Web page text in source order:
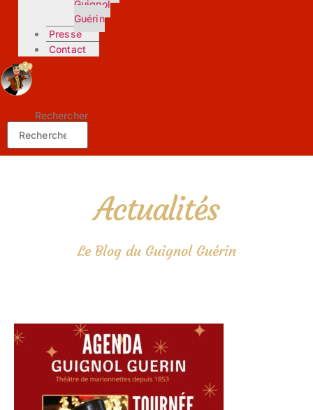
Guignol
Guérin
Presse
Contact
Rechercher
Actualités
Le Blog du Guignol Guérin